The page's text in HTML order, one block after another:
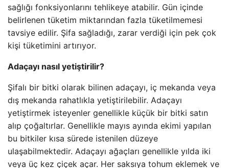
sağlığı fonksiyonlarını tehlikeye atabilir. Gün içinde
belirlenen tüketim miktarından fazla tüketilmemesi
tavsiye edilir. Şifa sağladığı, zarar verdiği için pek çok
kişi tüketimini artırıyor.
Adaçayı nasıl yetiştirilir?
Şifalı bir bitki olarak bilinen adaçayı, iç mekanda veya
dış mekanda rahatlıkla yetiştirilebilir. Adaçayı
yetiştirmek isteyenler genellikle küçük bir bitki satın
alıp çoğaltırlar. Genellikle mayıs ayında ekimi yapılan
bu bitkiler kısa sürede istenilen düzeye
ulaşabilmektedir. Adaçayı ağaçları genellikle yılda iki
veya üç kez çiçek açar. Her saksıya tohum eklemek ve